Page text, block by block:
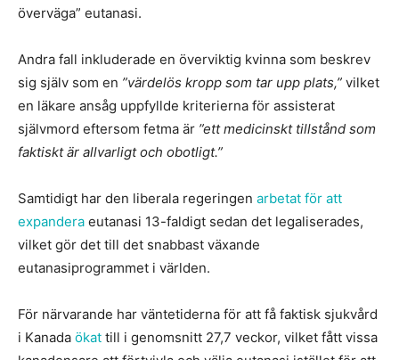
överväga” eutanasi.
Andra fall inkluderade en överviktig kvinna som beskrev
sig själv som en ”värdelös kropp som tar upp plats,” vilket
en läkare ansåg uppfyllde kriterierna för assisterat
självmord eftersom fetma är ”ett medicinskt tillstånd som
faktiskt är allvarligt och obotligt.”
Samtidigt har den liberala regeringen arbetat för att
expandera eutanasi 13-faldigt sedan det legaliserades,
vilket gör det till det snabbast växande
eutanasiprogrammet i världen.
För närvarande har väntetiderna för att få faktisk sjukvård
i Kanada ökat till i genomsnitt 27,7 veckor, vilket fått vissa